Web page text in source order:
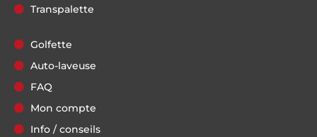
Transpalette
Golfette
Auto-laveuse
FAQ
Mon compte
Info / conseils